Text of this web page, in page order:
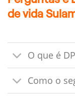
de vida
O que é
Como o